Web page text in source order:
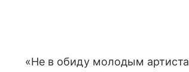
«Не в обиду молодым